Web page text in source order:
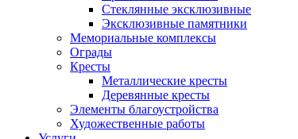
Стеклянные эксклюзивные
Эксклюзивные памятники
Мемориальные комплексы
Ограды
Кресты
Металлические кресты
Деревянные кресты
Элементы благоустройства
Художественные работы